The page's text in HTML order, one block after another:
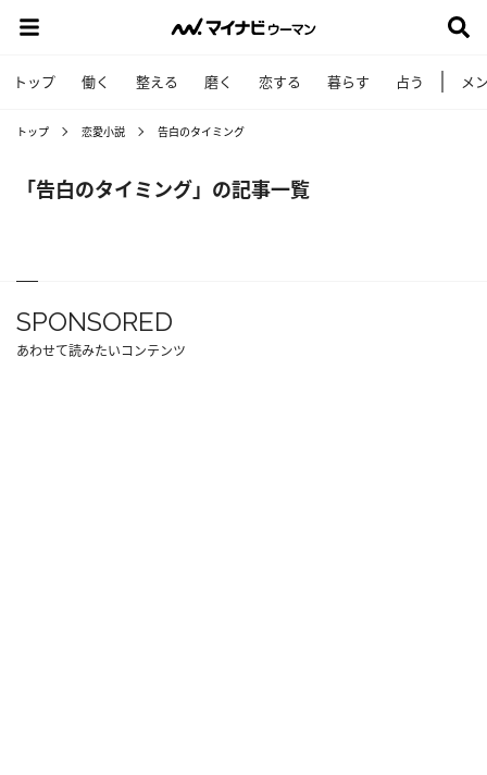
トップ 働く 整える 磨く 恋する 暮らす 占う メ
トップ 恋愛小説 告白のタイミング
「告白のタイミング」の記事一覧
SPONSORED
あわせて読みたいコンテンツ